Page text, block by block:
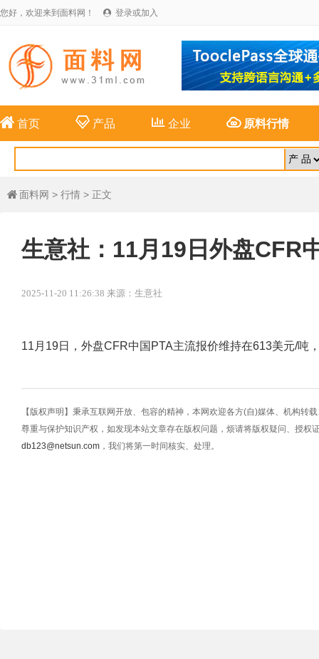
您好，欢迎来到面料网！  登录或加入
 首页 产品 企业 原料行情
 面料网 > 行情 > 正文
生意社：11月19日外盘CFR
2025-11-20 11:26:38 来源：生意社
11月19日，外盘CFR中国PTA主流报价维持在613美元/吨
【版权声明】秉承互联网开放、包容的精神，本网欢迎各方(自)媒体、机构转
尊重与保护知识产权，如发现本站文章存在版权问题，烦请将版权疑问、授权
db123@netsun.com ，我们将第一时间核实、处理。